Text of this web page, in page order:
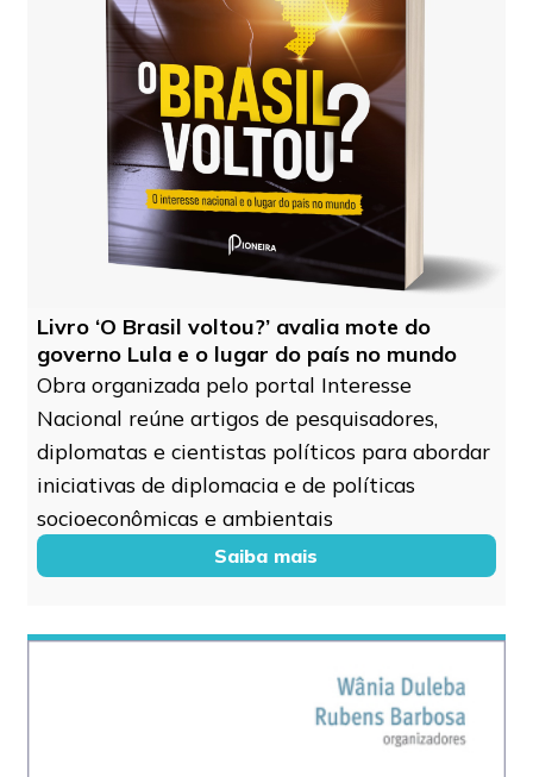
Livro ‘O Brasil voltou?’ avalia mote do
governo Lula e o lugar do país no mundo
Obra organizada pelo portal Interesse
Nacional reúne artigos de pesquisadores,
diplomatas e cientistas políticos para abordar
iniciativas de diplomacia e de políticas
socioeconômicas e ambientais
Saiba mais